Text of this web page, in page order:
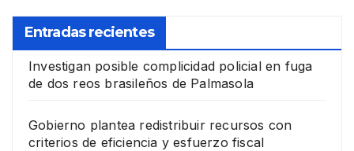
Entradas recientes
Investigan posible complicidad policial en fuga
de dos reos brasileños de Palmasola
Gobierno plantea redistribuir recursos con
criterios de eficiencia y esfuerzo fiscal